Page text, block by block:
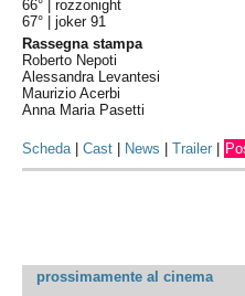
66° |rozzonight
67° |joker 91
Rassegna stampa
Roberto Nepoti
Alessandra Levantesi
Maurizio Acerbi
Anna Maria Pasetti
Scheda|Cast News |Trailer
prossimamente al cinema